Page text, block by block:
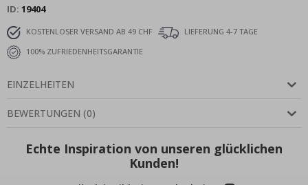
ID 19404
KOSTENLOSER VERSAND AB 49 CHF
LIEFERUNG 4-7 TAGE
100% ZUFRIEDENHEITSGARANTIE
EINZELHEITEN
BEWERTUNGEN (0)
Echte Inspiration von unseren glücklichen
Kunden!